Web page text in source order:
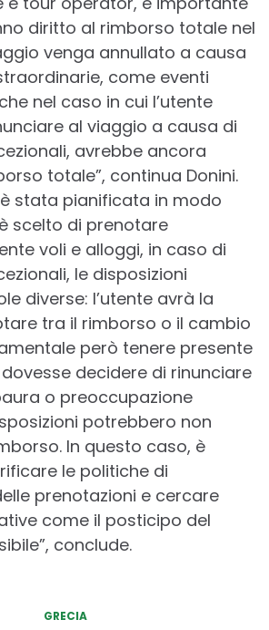
diritto al rimborso totale nel
venga annullato a causa
come eventi
nel caso in cui l’utente
al viaggio a causa di
avrebbe ancora
totale”, continua Donini.
stata pianificata in modo
scelto di prenotare
voli e alloggi, in caso di
le disposizioni
diverse: l’utente avrà la
tra il rimborso o il cambio
però tenere presente
dovesse decidere di rinunciare
o preoccupazione
potrebbero non
In questo caso, è
le politiche di
prenotazioni e cercare
come il posticipo del
conclude.
GRECIA